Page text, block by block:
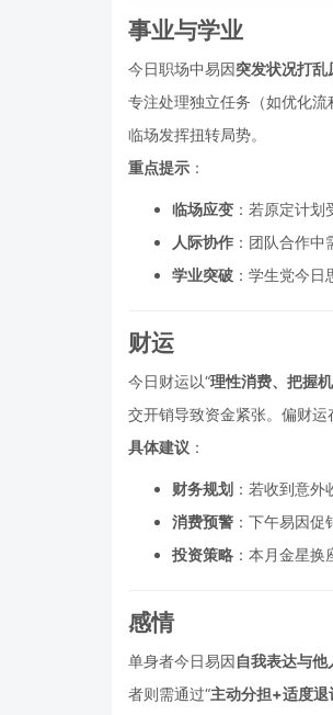
事业与学业
今日职场中易因突发状况打乱
专注处理独立任务（如优化
临场发挥扭转局势。
重点提示 ：
临场应变 ：若原定计
人际协作 ：团队合作
学业突破 ：学生党今
财运
今日财运以“理性消费、把握
交开销导致资金紧张。偏财运
具体建议 ：
财务规划 ：若收到意
消费预警 ：下午易因
投资策略 ：本月金星
感情
单身者今日易因自我表达与
者则需通过“主动分担+适度退